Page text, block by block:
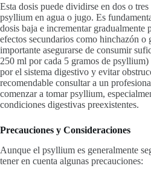
Esta dosis puede dividirse en dos o
psyllium en agua o jugo. Es
dosis baja e incrementar gradualmente
efectos secundarios como hinchazón o
importante asegurarse de consumir
250 ml por cada 5 gramos de
por el sistema digestivo y evitar
recomendable consultar a un
comenzar a tomar psyllium,
condiciones digestivas preexistentes.
Precauciones y Consideraciones
Aunque el psyllium es generalmente
tener en cuenta algunas precauciones: